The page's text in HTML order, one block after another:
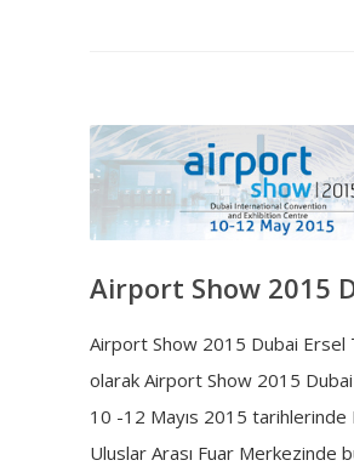
Airport Show 2015
Airport Show 2015 Dubai Ersel
olarak Airport Show 2015 Dubai
10 -12 Mayıs 2015 tarihlerinde
Uluslar Arası Fuar Merkezinde